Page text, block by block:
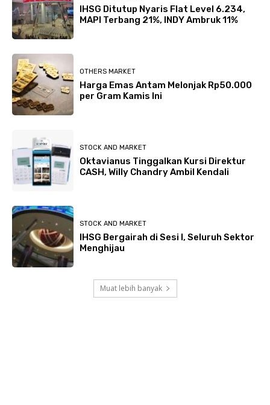
IHSG Ditutup Nyaris Flat Level 6.234,
MAPI Terbang 21%, INDY Ambruk 11%
OTHERS MARKET
Harga Emas Antam Melonjak Rp50.000
per Gram Kamis Ini
STOCK AND MARKET
Oktavianus Tinggalkan Kursi Direktur
CASH, Willy Chandry Ambil Kendali
STOCK AND MARKET
IHSG Bergairah di Sesi I, Seluruh Sektor
Menghijau
Muat lebih banyak